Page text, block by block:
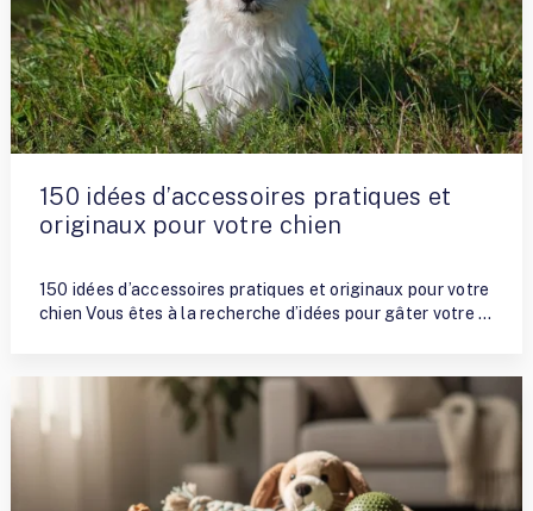
150 idées d’accessoires pratiques et
originaux pour votre chien
150 idées d’accessoires pratiques et originaux pour votre
chien Vous êtes à la recherche d’idées pour gâter votre …